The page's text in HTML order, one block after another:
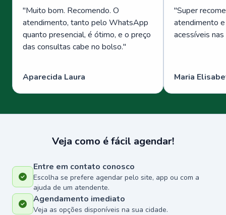
"Muito bom. Recomendo. O
atendimento, tanto pelo WhatsApp
quanto presencial, é ótimo, e o preço
das consultas cabe no bolso."
Aparecida Laura
"Super
atendimento
acessíveis
Maria
Veja como é fácil agendar!
Entre em contato conosco
Escolha se prefere agendar pelo site, app ou com a
ajuda de um atendente.
Agendamento imediato
Veja as opções disponíveis na sua cidade.